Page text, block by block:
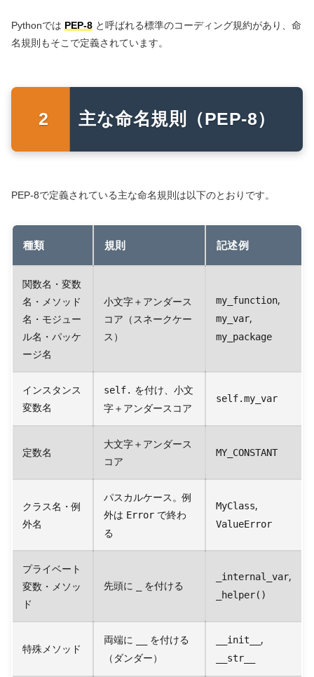
Pythonでは PEP-8 と呼ばれる標準のコーディング規約があり、命
名規則もそこで定義されています。
主な命名規則（PEP-8）
PEP-8で定義されている主な命名規則は以下のとおりです。
種類 規則 記述例
関数名・変数
名・メソッド
名・モジュー
ル名・パッケ
ージ名
小文字＋アンダース
コア（スネークケー
ス）
my_function,
my_var,
my_package
インスタンス
変数名
self. を付け、小文
字＋アンダースコア
self.my_var
定数名
大文字＋アンダース
コア
MY_CONSTANT
クラス名・例
外名
パスカルケース。例
外は Error で終わ
る
MyClass,
ValueError
プライベート
変数・メソッ
ド
先頭に を付ける
_internal_var,
_helper()
特殊メソッド
両端に
を付ける
（ダンダー）
__init__ ,
__str__